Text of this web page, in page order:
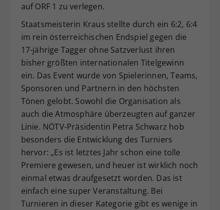
auf ORF 1 zu verlegen.
Staatsmeisterin Kraus stellte durch ein 6:2, 6:4
im rein österreichischen Endspiel gegen die
17-jährige Tagger ohne Satzverlust ihren
bisher größten internationalen Titelgewinn
ein. Das Event wurde von Spielerinnen, Teams,
Sponsoren und Partnern in den höchsten
Tönen gelobt. Sowohl die Organisation als
auch die Atmosphäre überzeugten auf ganzer
Linie. NÖTV-Präsidentin Petra Schwarz hob
besonders die Entwicklung des Turniers
hervor: „Es ist letztes Jahr schon eine tolle
Premiere gewesen, und heuer ist wirklich noch
einmal etwas draufgesetzt worden. Das ist
einfach eine super Veranstaltung. Bei
Turnieren in dieser Kategorie gibt es wenige in